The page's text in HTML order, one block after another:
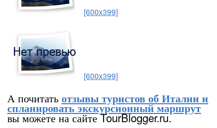
[600x399]
[600x399]
А почитатьотзывы туристов об Италии и
спланировать экскурсионный маршрут
вы можете на сайте TourBlogger.ru.